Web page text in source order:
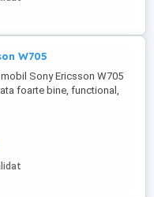
W705
Sony Ericsson W705
foarte bine, functional,
camera 3.15 mpx,
card pret 120 lei.